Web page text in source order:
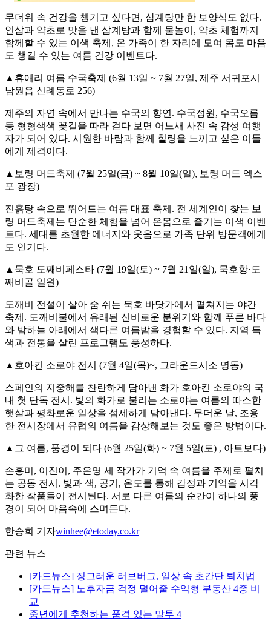
무더위 속 건강을 챙기고 싶다면, 삼계탕만 한 보양식도 없다.
인삼과 약초로 맛을 낸 삼계탕과 함께 물놀이, 약초 체험까지
함께할 수 있는 이색 축제, 온 가족이 한 자리에 모여 몸도 마음
도 챙길 수 있는 여름 건강 이벤트다.
▲휴애리 여름 수국축제 (6월 13일 ~ 7월 27일, 제주 서귀포시
남원읍 신례동로 256)
제주의 자연 속에서 만나는 수국의 향연. 수국정원, 수국오름
등 형형색색 꽃길을 따라 걷다 보면 어느새 사진 속 감성 여행
자가 되어 있다. 시원한 바람과 함께 힐링을 느끼고 싶은 이들
에게 제격이다.
▲보령 머드축제 (7월 25일(금) ~ 8월 10일(일), 보령 머드 엑스
포 광장)
진흙탕 속으로 뛰어드는 여름 대표 축제. 전 세계인이 찾는 보
령 머드축제는 단순한 체험을 넘어 온몸으로 즐기는 이색 이벤
트다. 세대를 초월한 에너지와 웃음으로 가족 단위 방문객에게
도 인기다.
▲묵호 도째비페스타 (7월 19일(토) ~ 7월 21일(일), 묵호항·도
째비골 일원)
도깨비 전설이 살아 숨 쉬는 묵호 바닷가에서 펼쳐지는 야간
축제. 도깨비불에서 유래된 신비로운 분위기와 함께 푸른 바다
와 밤하늘 아래에서 색다른 여름밤을 경험할 수 있다. 지역 특
색과 전통을 살린 프로그램도 풍성하다.
▲호아킨 소로야 전시 (7월 4일(목)~, 그라운드시소 명동)
스페인의 지중해를 찬란하게 담아낸 화가 호아킨 소로야의 국
내 첫 단독 전시. 빛의 화가로 불리는 소로야는 여름의 따스한
햇살과 평화로운 일상을 섬세하게 담아낸다. 무더운 날, 조용
한 전시장에서 유럽의 여름을 감상해보는 것도 좋은 방법이다.
▲그 여름, 풍경이 되다 (6월 25일(화) ~ 7월 5일(토) , 아트보다)
손홍미, 이진이, 주은영 세 작가가 기억 속 여름을 주제로 펼치
는 공동 전시. 빛과 색, 공기, 온도를 통해 감정과 기억을 시각
화한 작품들이 전시된다. 서로 다른 여름의 순간이 하나의 풍
경이 되어 마음속에 스며든다.
한승희 기자winhee@etoday.co.kr
관련 뉴스
[카드뉴스] 징그러운 러브버그, 일상 속 초간단 퇴치법
[카드뉴스] 노후자금 걱정 덜어줄 수익형 부동산 4종 비
교
중년에게 추천하는 품격 있는 말투 4